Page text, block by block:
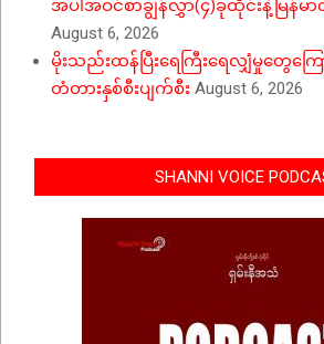
အပါအဝင်စာချွန်လွှာ(၄)ခုထိုင်းနဲ့မြန်
August 6, 2026
မိုးသည်းထန်ပြီးရေကြီးရေလျှံမှုတွေကြေ
တံတားနှစ်စီးပျက်စီး August 6, 2026
SHANNI VOICE